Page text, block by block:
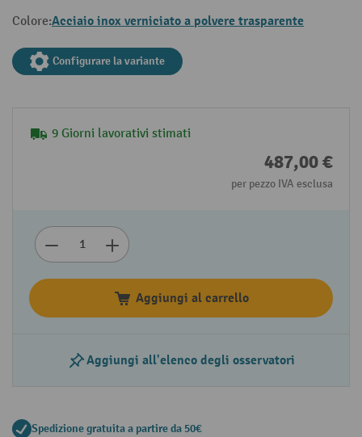
Colore:Acciaio inox verniciato a polvere trasparente
Configurare la variante
9 Giorni lavorativi stimati
487,00 €
per pezzo IVA esclusa
Aggiungi al carrello
Aggiungi all'elenco degli osservatori
Spedizione gratuita a partire da 50€